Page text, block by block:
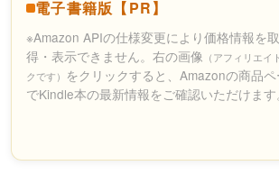
電子書籍版【PR】
※Amazon APIの仕様変更により価格情報を取
得・表示できません。右の画像 （アフィリエイ
クです） をクリックすると、Amazonの商品
でKindle本の最新情報をご確認いただけます